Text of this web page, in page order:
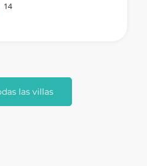
14
las villas